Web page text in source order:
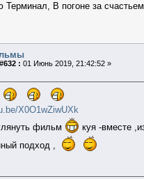
Терминал, В погоне за
: 01 Июнь 2019, 21:42:52 »
X0O1wZiwUXk
фильм
куя -вместе
подход ,